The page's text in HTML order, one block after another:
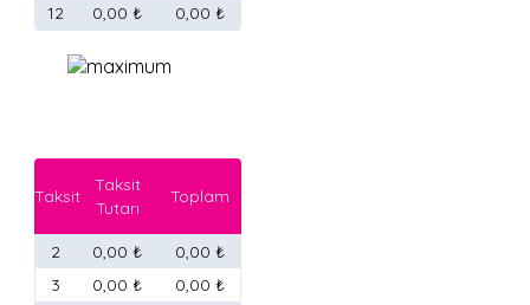
12
0,00 ₺ 0,00 ₺
Taksit
Taksit
Tutarı
Toplam
2 0,00 ₺
0,00 ₺
3
0,00 ₺
0,00 ₺